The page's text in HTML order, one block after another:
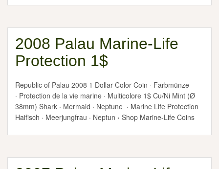
2008 Palau Marine-Life
Protection 1$
Republic of Palau 2008 1 Dollar Color Coin · Farbmünze
· Protection de la vie marine · Multicolore 1$ Cu/Ni Mint (Ø
38mm) Shark · Mermaid · Neptune · Marine Life Protection
Haifisch · Meerjungfrau · Neptun › Shop Marine-Life Coins